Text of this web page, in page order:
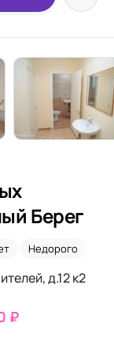
Берег
Недорого
д.12 к2
₽